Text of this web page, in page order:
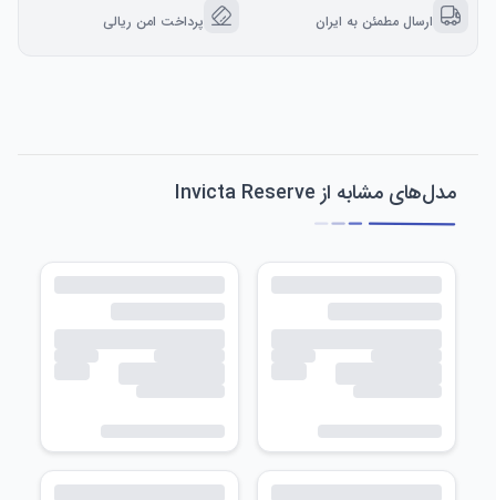
ارسال مطمئن به ایران پرداخت امن ریالی
مدل‌های مشابه از Invicta Reserve